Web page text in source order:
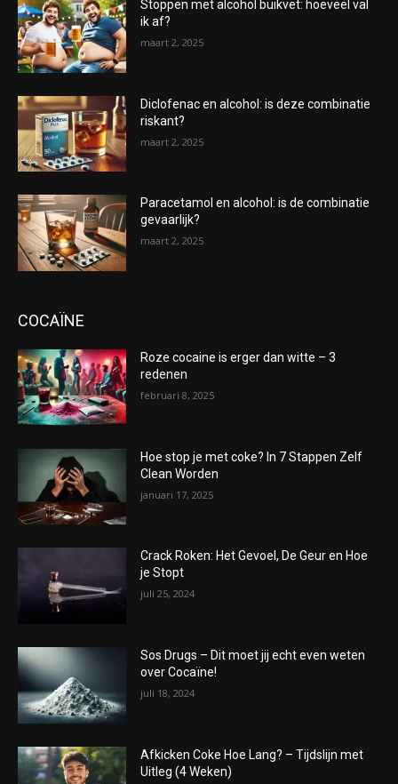
Stoppen met alcohol buikvet: hoeveel val
ik af?
maart 2, 2025
Diclofenac en alcohol: is deze combinatie
riskant?
maart 2, 2025
Paracetamol en alcohol: is de combinatie
gevaarlijk?
maart 2, 2025
COCAÏNE
Roze cocaine is erger dan witte – 3
redenen
februari 8, 2025
Hoe stop je met coke? In 7 Stappen Zelf
Clean Worden
januari 17, 2025
Crack Roken: Het Gevoel, De Geur en Hoe
je Stopt
juli 25, 2024
Sos Drugs – Dit moet jij echt even weten
over Cocaïne!
juli 18, 2024
Afkicken Coke Hoe Lang? – Tijdslijn met
Uitleg (4 Weken)